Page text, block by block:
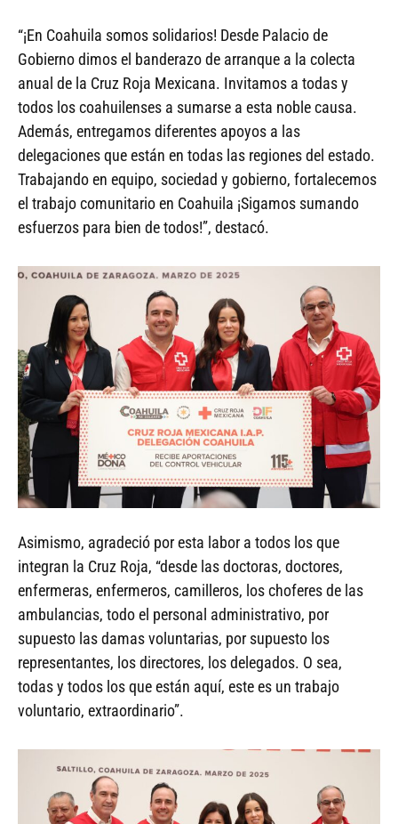
“¡En Coahuila somos solidarios! Desde Palacio de
Gobierno dimos el banderazo de arranque a la colecta
anual de la Cruz Roja Mexicana. Invitamos a todas y
todos los coahuilenses a sumarse a esta noble causa.
Además, entregamos diferentes apoyos a las
delegaciones que están en todas las regiones del estado.
Trabajando en equipo, sociedad y gobierno, fortalecemos
el trabajo comunitario en Coahuila ¡Sigamos sumando
esfuerzos para bien de todos!”, destacó.
Asimismo, agradeció por esta labor a todos los que
integran la Cruz Roja, “desde las doctoras, doctores,
enfermeras, enfermeros, camilleros, los choferes de las
ambulancias, todo el personal administrativo, por
supuesto las damas voluntarias, por supuesto los
representantes, los directores, los delegados. O sea,
todas y todos los que están aquí, este es un trabajo
voluntario, extraordinario”.